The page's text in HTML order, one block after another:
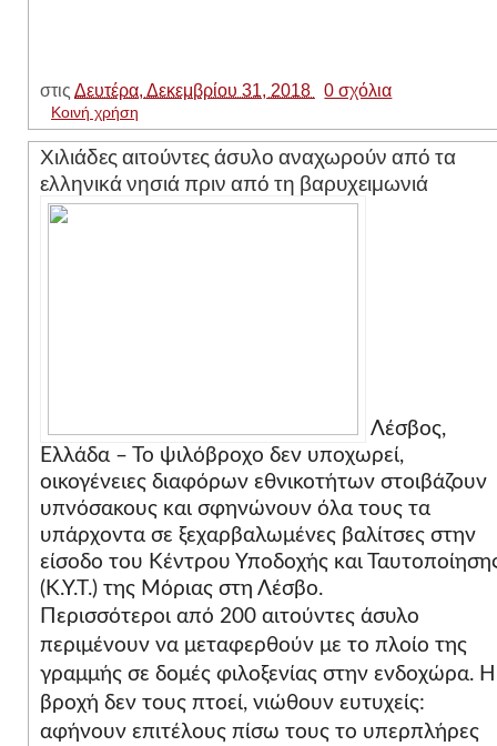
στις Δευτέρα, Δεκεμβρίου 31, 2018 0 σχόλια
Κοινή χρήση
Χιλιάδες αιτούντες άσυλο αναχωρούν από τα
ελληνικά νησιά πριν από τη βαρυχειμωνιά
Λέσβος,
Ελλάδα – Το ψιλόβροχο δεν υποχωρεί,
οικογένειες διαφόρων εθνικοτήτων στοιβάζουν
υπνόσακους και σφηνώνουν όλα τους τα
υπάρχοντα σε ξεχαρβαλωμένες βαλίτσες στην
είσοδο του Κέντρου Υποδοχής και
(Κ.Υ.Τ.) της Μόριας στη Λέσβο.
Περισσότεροι από 200 αιτούντες άσυλο
περιμένουν να μεταφερθούν με το πλοίο της
γραμμής σε δομές φιλοξενίας στην ενδοχώρα. Η
βροχή δεν τους πτοεί, νιώθουν ευτυχείς:
αφήνουν επιτέλους πίσω τους το υπερπλήρες